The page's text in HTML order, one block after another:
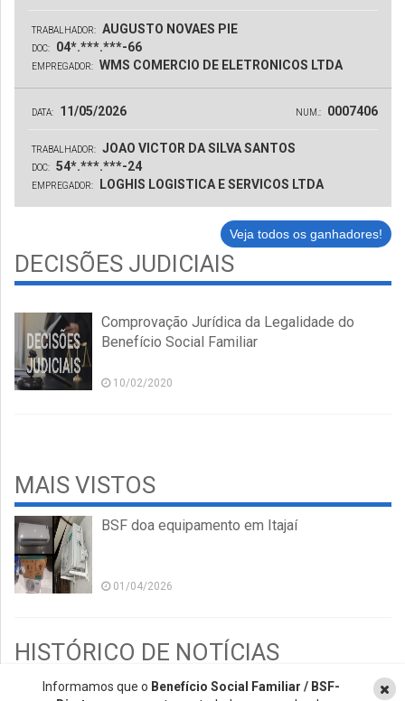
Informamos que o Benefício Social Familiar / BSF-
TRABALHADOR: AUGUSTO NOVAES PIE
DOC: 04*.***.***-66
EMPREGADOR: WMS COMERCIO DE ELETRONICOS LTDA
DATA: 11/05/2026 NUM.: 0007406
TRABALHADOR: JOAO VICTOR DA SILVA SANTOS
DOC: 54*.***.***-24
EMPREGADOR: LOGHIS LOGISTICA E SERVICOS LTDA
Veja todos os ganhadores!
DECISÕES JUDICIAIS
Comprovação Jurídica da Legalidade do
Benefício Social Familiar
10/02/2020
MAIS VISTOS
BSF doa equipamento em Itajaí
01/04/2026
HISTÓRICO DE NOTÍCIAS
2026